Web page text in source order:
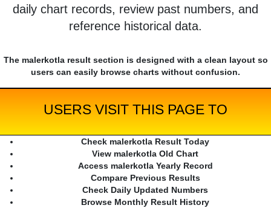
daily chart records, review past numbers, and
reference historical data.
The malerkotla result section is designed with a clean layout so
users can easily browse charts without confusion.
USERS VISIT THIS PAGE TO
Check malerkotla Result Today
View malerkotla Old Chart
Access malerkotla Yearly Record
Compare Previous Results
Check Daily Updated Numbers
Browse Monthly Result History